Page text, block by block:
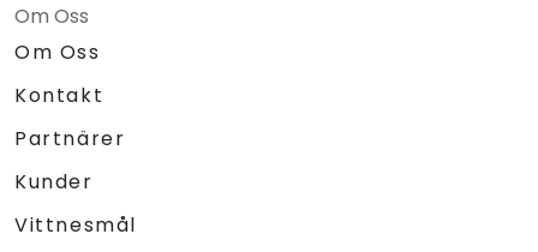
Om Oss
Om Oss
Kontakt
Partnärer
Kunder
Vittnesmål